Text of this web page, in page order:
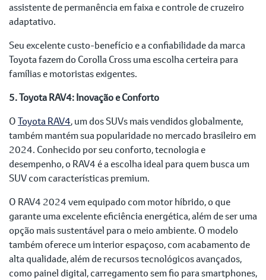
assistente de permanência em faixa e controle de cruzeiro
adaptativo.
Seu excelente custo-benefício e a confiabilidade da marca
Toyota fazem do Corolla Cross uma escolha certeira para
famílias e motoristas exigentes.
5. Toyota RAV4: Inovação e Conforto
OToyota RAV4, um dos SUVs mais vendidos globalmente,
também mantém sua popularidade no mercado brasileiro em
2024. Conhecido por seu conforto, tecnologia e
desempenho, o RAV4 é a escolha ideal para quem busca um
SUV com características premium.
O RAV4 2024 vem equipado com motor híbrido, o que
garante uma excelente eficiência energética, além de ser uma
opção mais sustentável para o meio ambiente. O modelo
também oferece um interior espaçoso, com acabamento de
alta qualidade, além de recursos tecnológicos avançados,
como painel digital, carregamento sem fio para smartphones,